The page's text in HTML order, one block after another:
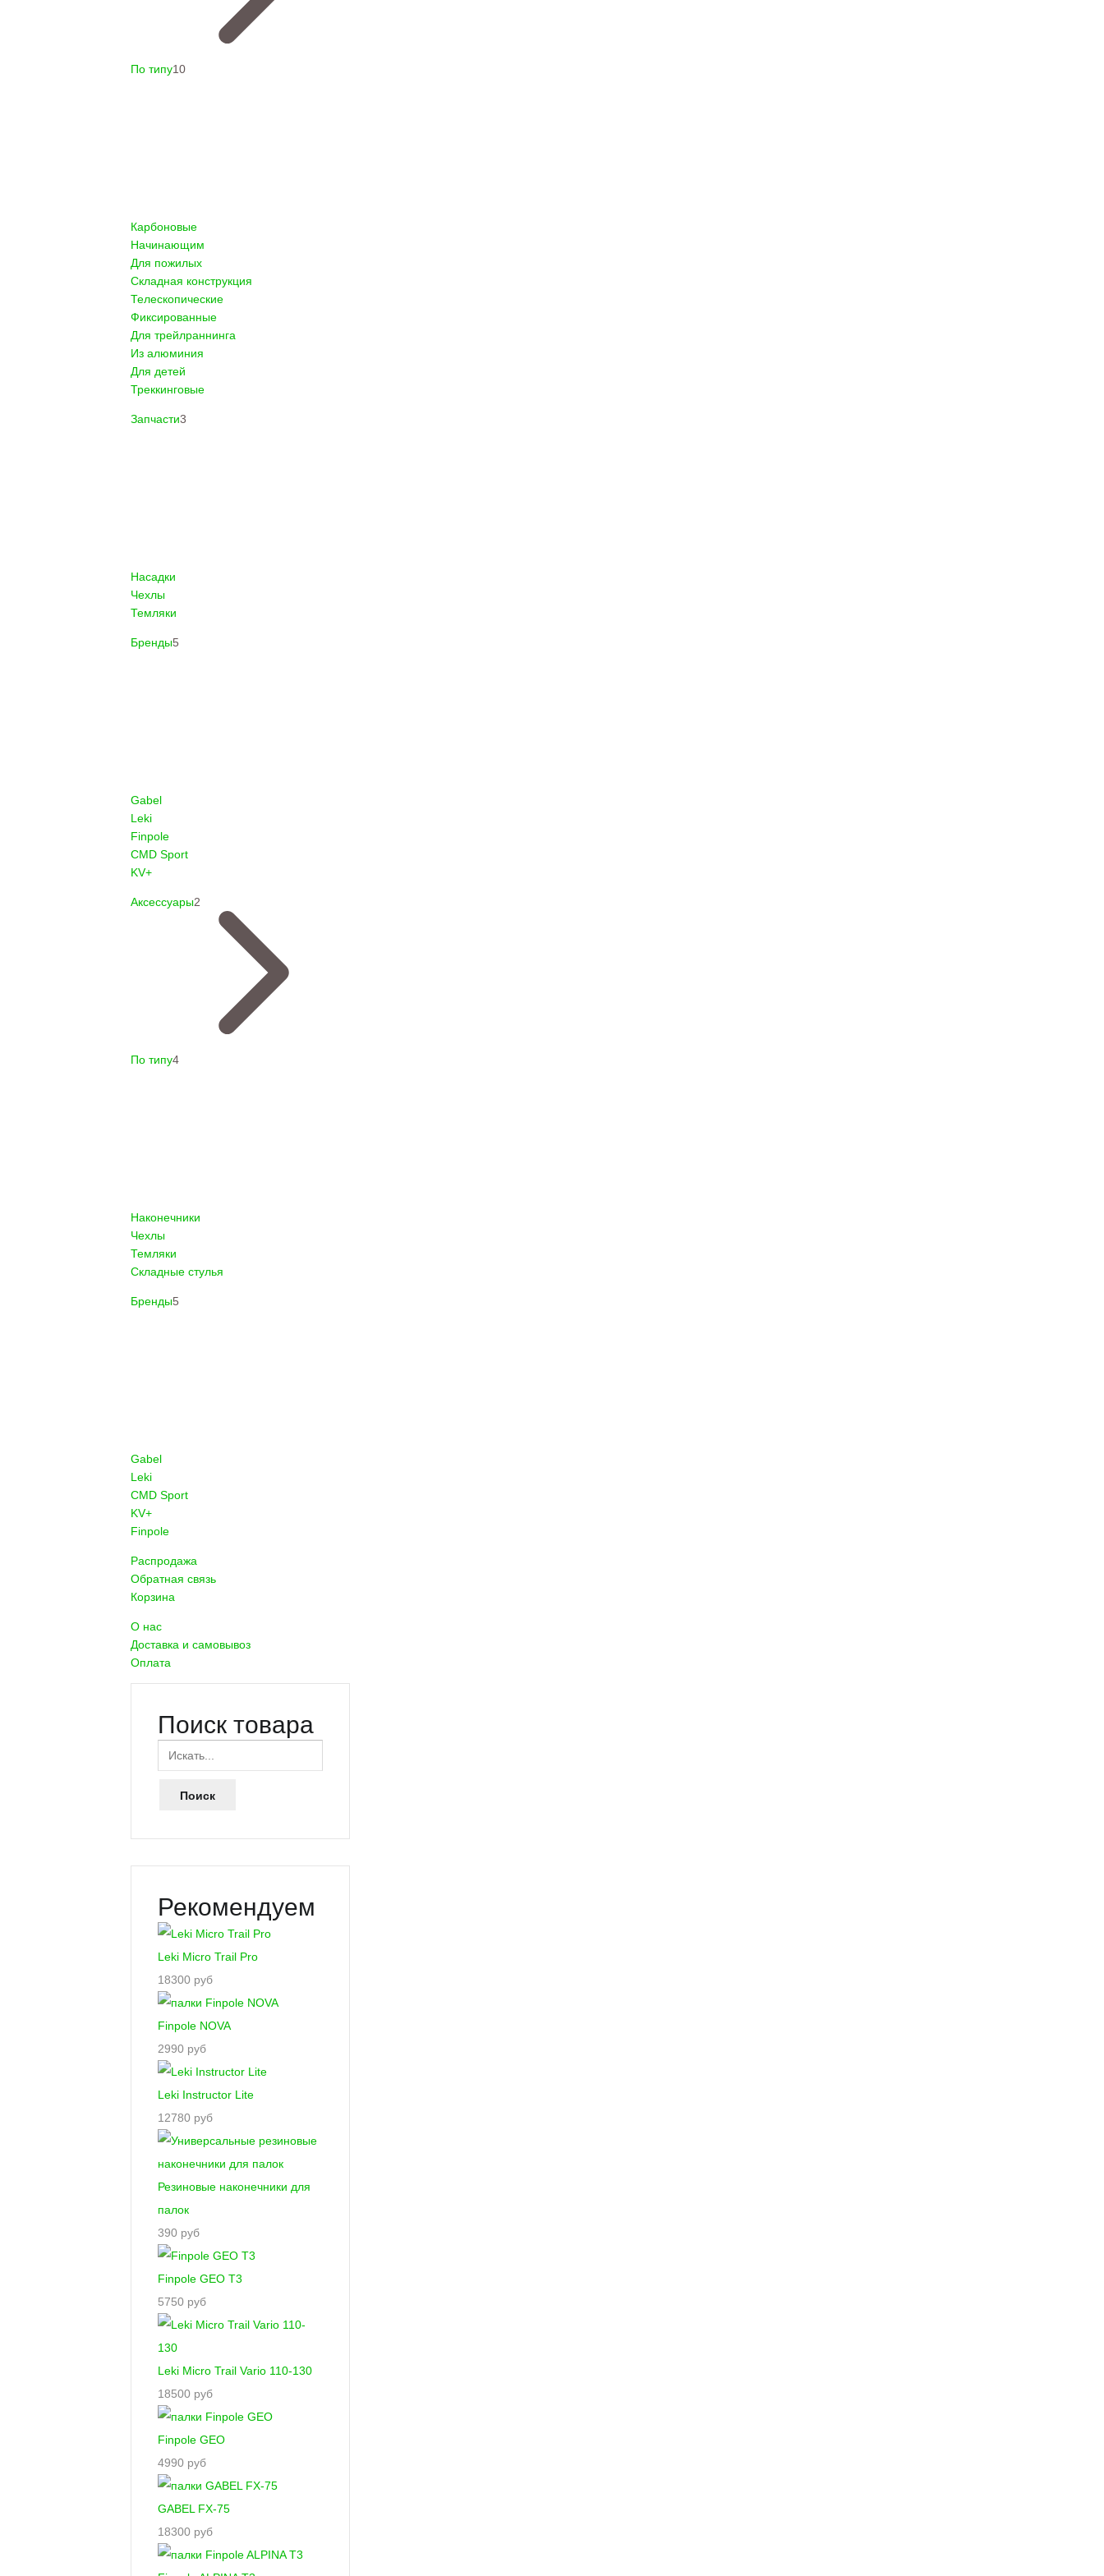
По типу10
Карбоновые
Начинающим
Для пожилых
Складная конструкция
Телескопические
Фиксированные
Для трейлраннинга
Из алюминия
Для детей
Треккинговые
Запчасти3
Насадки
Чехлы
Темляки
Бренды5
Gabel
Leki
Finpole
CMD Sport
KV+
Аксессуары2
По типу4
Наконечники
Чехлы
Темляки
Складные стулья
Бренды5
Gabel
Leki
CMD Sport
KV+
Finpole
Распродажа
Обратная связь
Корзина
О нас
Доставка и самовывоз
Оплата
Поиск товара
Рекомендуем
Leki Micro Trail Pro
18300 руб
Finpole NOVA
2990 руб
Leki Instructor Lite
12780 руб
Резиновые наконечники для
палок
390 руб
Finpole GEO T3
5750 руб
Leki Micro Trail Vario 110-130
18500 руб
Finpole GEO
4990 руб
GABEL FX-75
18300 руб